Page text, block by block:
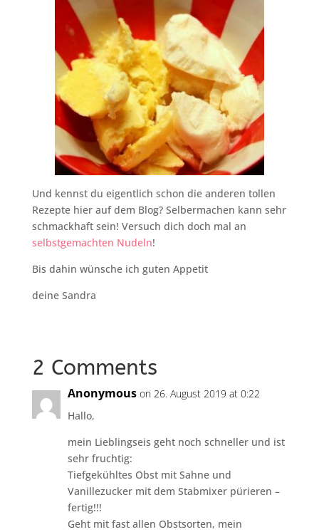
Und kennst du eigentlich schon die anderen tollen
Rezepte hier auf dem Blog? Selbermachen kann sehr
schmackhaft sein! Versuch dich doch mal an
selbstgemachten Nudeln!
Bis dahin wünsche ich guten Appetit
deine Sandra
2 Comments
Anonymous on 26. August 2019 at 0:22
Hallo,
mein Lieblingseis geht noch schneller und ist
sehr fruchtig:
Tiefgekühltes Obst mit Sahne und
Vanillezucker mit dem Stabmixer pürieren –
fertig!!!
Geht mit fast allen Obstsorten, mein